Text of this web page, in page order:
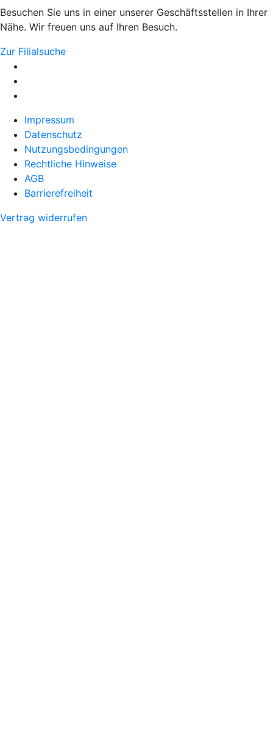
Besuchen Sie uns in einer unserer Geschäftsstellen in Ihrer
Nähe. Wir freuen uns auf Ihren Besuch.
Zur Filialsuche
Impressum
Datenschutz
Nutzungsbedingungen
Rechtliche Hinweise
AGB
Barrierefreiheit
Vertrag widerrufen